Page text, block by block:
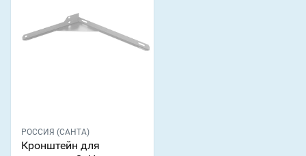
РОССИЯ (САНТА)
Кронштейн для